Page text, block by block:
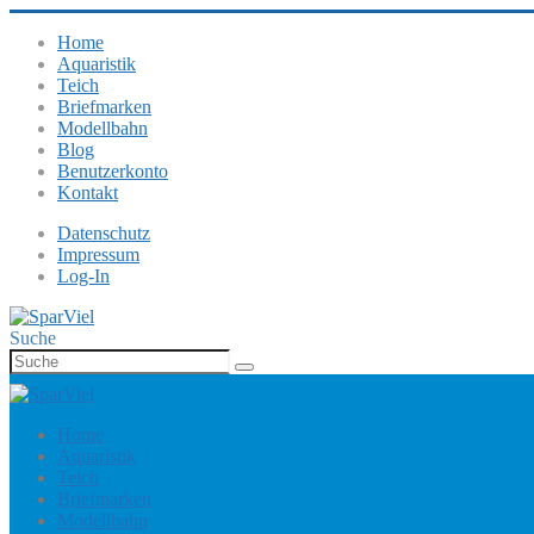
Home
Aquaristik
Teich
Briefmarken
Modellbahn
Blog
Benutzerkonto
Kontakt
Datenschutz
Impressum
Log-In
Suche
Home
Aquaristik
Teich
Briefmarken
Modellbahn